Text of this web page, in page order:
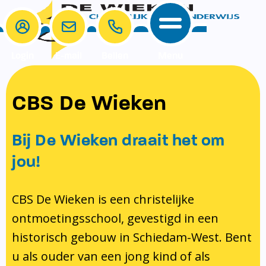
School
School
Onze visie rondom christelijke
identiteit
Pedagogisch klimaat en veiligheid
Bibliotheek
Ondersteuning
Ouders
MR & GMR
Aanmelden nieuwe leerling
Verlof aanvragen
Bibliotheek op school
Te weinig geld?
Contact
E-mail
CBS De Wieken
Bij De Wieken draait het om
jou!
CBS De Wieken is een christelijke
ontmoetingsschool, gevestigd in een
historisch gebouw in Schiedam-West. Bent
u als ouder van een jong kind of als